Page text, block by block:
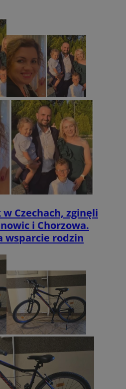
Czechach, zginęli
i Chorzowa.
wsparcie rodzin